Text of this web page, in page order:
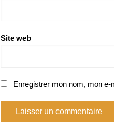
Site web
Enregistrer mon nom, mon